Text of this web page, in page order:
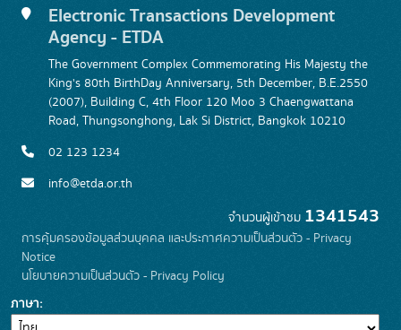
Electronic Transactions Development
Agency - ETDA
The Government Complex Commemorating His Majesty the
King's 80th BirthDay Anniversary, 5th December, B.E.2550
(2007), Building C, 4th Floor 120 Moo 3 Chaengwattana
Road, Thungsonghong, Lak Si District, Bangkok 10210
02 123 1234
info@etda.or.th
จำนวนผู้เข้าชม 1341543
การคุ้มครองข้อมูลส่วนบุคคล และประกาศความเป็นส่วนตัว - Privacy
Notice
นโยบายความเป็นส่วนตัว - Privacy Policy
ภาษา